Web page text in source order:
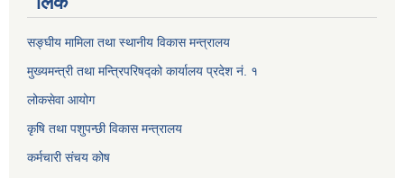
सङ्घीय मामिला तथा स्थानीय विकास मन्त्रालय
मुख्यमन्त्री तथा मन्त्रिपरिषद्को कार्यालय प्रदेश नं. १
लोकसेवा आयोग ​​​​
कृषि तथा पशुपन्छी विकास मन्त्रालय
कर्मचारी संचय कोष